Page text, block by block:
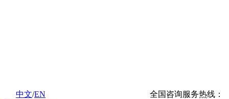
中文/EN
全国咨询服务热线：